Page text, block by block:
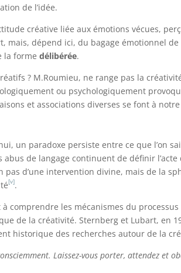
de l’idée.
créative liée aux émotions vécues,
mais, dépend ici, du bagage émotionnel
la formedélibérée.
? M.Roumieu, ne range pas la
ou psychologiquement
et associations diverses se font à
un paradoxe persiste entre ce que l’on
abus de langage continuent de définir
pas d’une intervention divine, mais de la
[v].
à comprendre les mécanismes du
de la créativité. Sternberg et Lubart, en
historique des recherches autour de la
Laissez-vous porter, attendez et